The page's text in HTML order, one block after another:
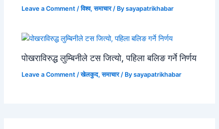
Leave a Comment /विश्व,समाचार/ Bysayapatrikhabar
पोखराविरुद्ध लुम्बिनीले टस जित्यो, पहिला बलिङ गर्ने निर्णय
Leave a Comment /खेलकुद,समाचार/ Bysayapatrikhabar